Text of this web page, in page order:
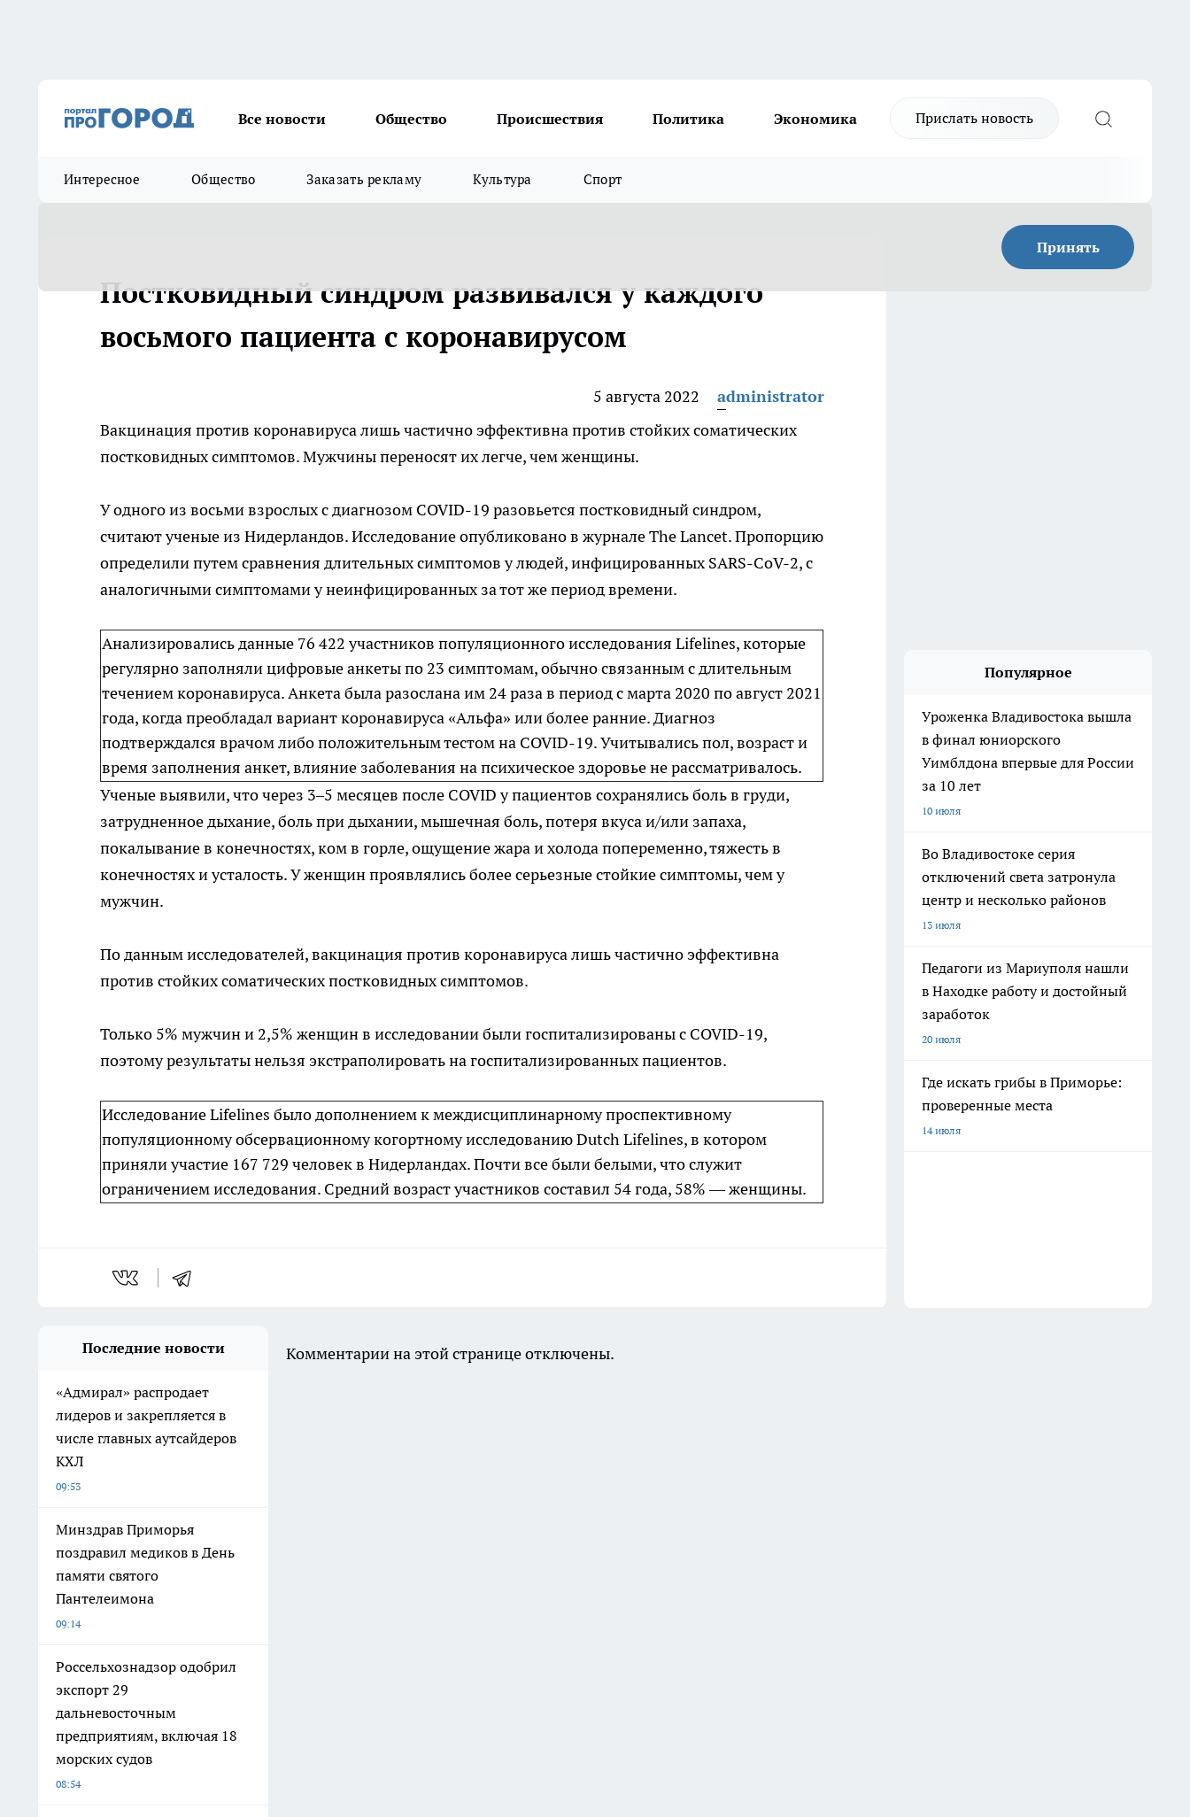
Все новости Общество Происшествия Политика Экономика Прислать новость
Интересное Общество Заказать рекламу Культура Спорт
Принять
Постковидный синдром развивался у каждого
восьмого пациента с коронавирусом
5 августа 2022
administrator
Вакцинация против коронавируса лишь частично эффективна против стойких соматических
постковидных симптомов. Мужчины переносят их легче, чем женщины.
У одногоиз восьми взрослых с диагнозом COVID-19 разовьется постковидный синдром,
считают ученые из Нидерландов. Исследование опубликовано в журнале The Lancet. Пропорцию
определили путем сравнения длительных симптомов у людей, инфицированных SARS-CoV-2, с
аналогичными симптомами у неинфицированных за тот же период времени.
Анализировались данные 76 422 участников популяционного исследования Lifelines, которые
регулярно заполняли цифровые анкеты по 23 симптомам, обычно связанным с длительным
течением коронавируса. Анкета была разослана им 24 раза в период с марта 2020 по август 2021
года, когда преобладал вариант коронавируса «Альфа» или более ранние. Диагноз
подтверждался врачом либо положительным тестом на COVID-19. Учитывались пол, возраст и
время заполнения анкет, влияние заболевания на психическое здоровье не рассматривалось.
Ученые выявили, что через 3–5 месяцев после COVID у пациентов сохранялись боль в груди,
затрудненное дыхание, боль при дыхании, мышечная боль, потеря вкуса и/или запаха,
покалывание в конечностях, ком в горле, ощущение жара и холода попеременно, тяжесть в
конечностях и усталость. У женщин проявлялись более серьезные стойкие симптомы, чем у
мужчин.
По данным исследователей, вакцинация против коронавируса лишь частично эффективна
против стойких соматических постковидных симптомов.
Только 5% мужчин и 2,5% женщин в исследовании были госпитализированы с COVID-19,
поэтому результаты нельзя экстраполировать на госпитализированных пациентов.
Исследование Lifelines было дополнением к междисциплинарному проспективному
популяционному обсервационному когортному исследованию Dutch Lifelines, в котором
приняли участие 167 729 человек в Нидерландах. Почти все были белыми, что служит
ограничением исследования. Средний возраст участников составил 54 года, 58% — женщины.
Популярное
Уроженка Владивостока вышла
в финал юниорского
Уимблдона впервые для России
за 10 лет
10 июля
Во Владивостоке серия
отключений света затронула
центр и несколько районов
13 июля
Педагоги из Мариуполя нашли
в Находке работу и достойный
заработок
20 июля
Где искать грибы в Приморье:
проверенные места
14 июля
Последние новости
«Адмирал» распродает
лидеров и закрепляется в
числе главных аутсайдеров
КХЛ
09:53
Минздрав Приморья
поздравил медиков в День
памяти святого
Пантелеимона
09:14
Россельхознадзор одобрил
экспорт 29
дальневосточным
предприятиям, включая 18
морских судов
08:54
Комментарии на этой странице отключены.